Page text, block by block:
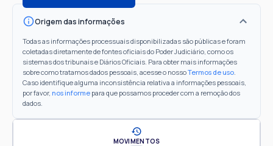
Origem das informações
Todas as informações processuais disponibilizadas são públicas e foram
coletadas diretamente de fontes oficiais do Poder Judiciário, como os
sistemas dos tribunais e Diários Oficiais. Para obter mais informações
sobre como tratamos dados pessoais, acesse o nossoTermos de uso.
Caso identifique alguma inconsistência relativa a informações pessoais,
por favor, nos informe para que possamos proceder com a remoção dos
dados.
MOVIMENTOS